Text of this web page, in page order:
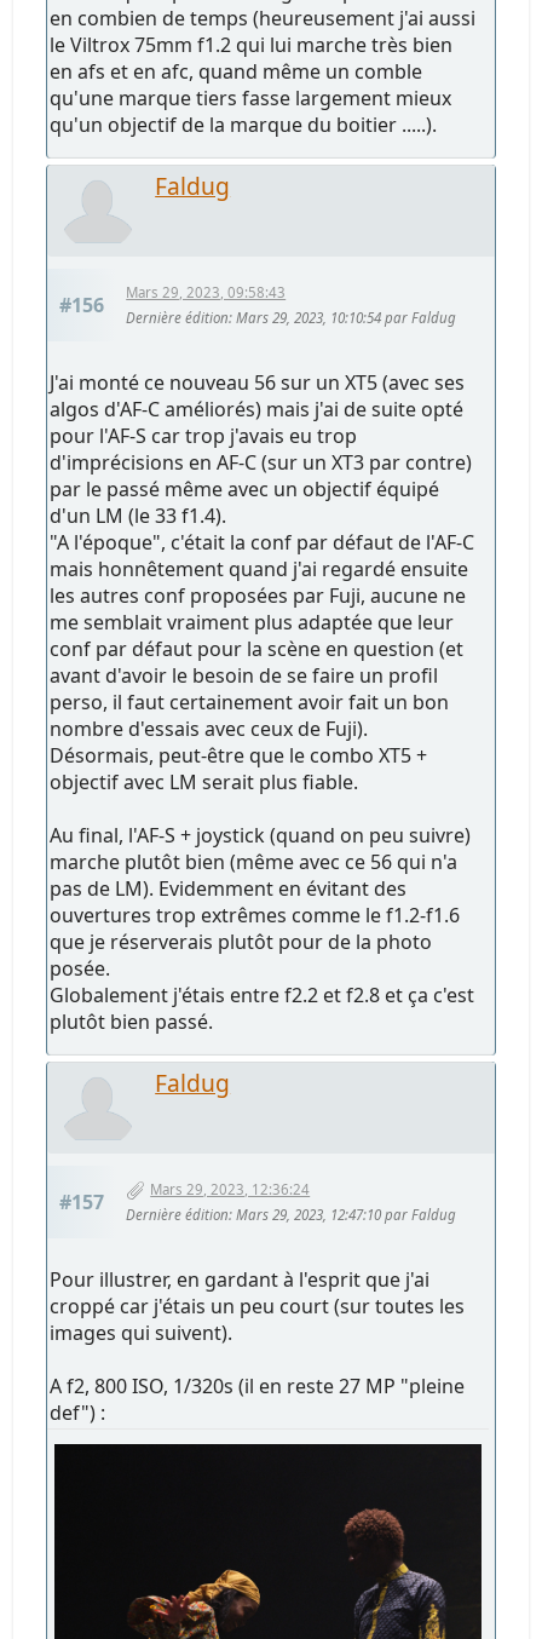
en combien de temps (heureusement j'ai aussi
le Viltrox 75mm f1.2 qui lui marche très bien
en afs et en afc, quand même un comble
qu'une marque tiers fasse largement mieux
qu'un objectif de la marque du boitier .....).
Faldug
#156
Mars 29, 2023, 09:58:43
Dernière édition: Mars 29, 2023, 10:10:54 par Faldug
J'ai monté ce nouveau 56 sur un XT5 (avec ses
algos d'AF-C améliorés) mais j'ai de suite opté
pour l'AF-S car trop j'avais eu trop
d'imprécisions en AF-C (sur un XT3 par contre)
par le passé même avec un objectif équipé
d'un LM (le 33 f1.4).
"A l'époque", c'était la conf par défaut de l'AF-C
mais honnêtement quand j'ai regardé ensuite
les autres conf proposées par Fuji, aucune ne
me semblait vraiment plus adaptée que leur
conf par défaut pour la scène en question (et
avant d'avoir le besoin de se faire un profil
perso, il faut certainement avoir fait un bon
nombre d'essais avec ceux de Fuji).
Désormais, peut-être que le combo XT5 +
objectif avec LM serait plus fiable.
Au final, l'AF-S + joystick (quand on peu suivre)
marche plutôt bien (même avec ce 56 qui n'a
pas de LM). Evidemment en évitant des
ouvertures trop extrêmes comme le f1.2-f1.6
que je réserverais plutôt pour de la photo
posée.
Globalement j'étais entre f2.2 et f2.8 et ça c'est
plutôt bien passé.
Faldug
#157
Mars 29, 2023, 12:36:24
Dernière édition: Mars 29, 2023, 12:47:10 par Faldug
Pour illustrer, en gardant à l'esprit que j'ai
croppé car j'étais un peu court (sur toutes les
images qui suivent).
A f2, 800 ISO, 1/320s (il en reste 27 MP "pleine
def") :